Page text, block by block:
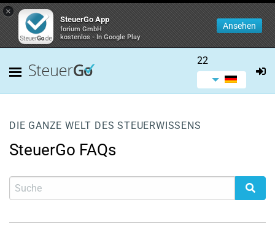
×
SteuerGo App
forium GmbH
kostenlos - In Google Play
Ansehen
22
DIE GANZE WELT DES STEUERWISSENS
SteuerGo FAQs